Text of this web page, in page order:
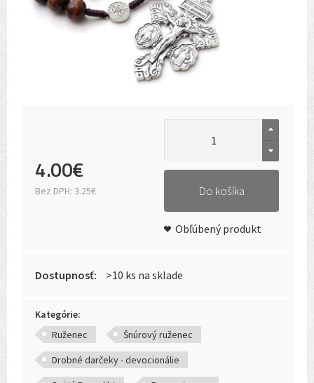
4.00€
Bez DPH: 3.25€ Do košíka
Obľúbený produkt
Dostupnosť: >10 ks na sklade
Kategórie:
Ruženec
Šnúrový ruženec
Drobné darčeky - devocionálie